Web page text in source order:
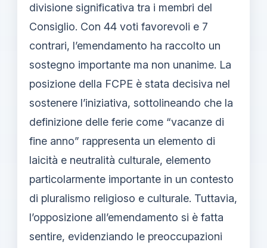
divisione significativa tra i membri del
Consiglio. Con 44 voti favorevoli e 7
contrari, l’emendamento ha raccolto un
sostegno importante ma non unanime. La
posizione della FCPE è stata decisiva nel
sostenere l’iniziativa, sottolineando che la
definizione delle ferie come “vacanze di
fine anno” rappresenta un elemento di
laicità e neutralità culturale, elemento
particolarmente importante in un contesto
di pluralismo religioso e culturale. Tuttavia,
l’opposizione all’emendamento si è fatta
sentire, evidenziando le preoccupazioni